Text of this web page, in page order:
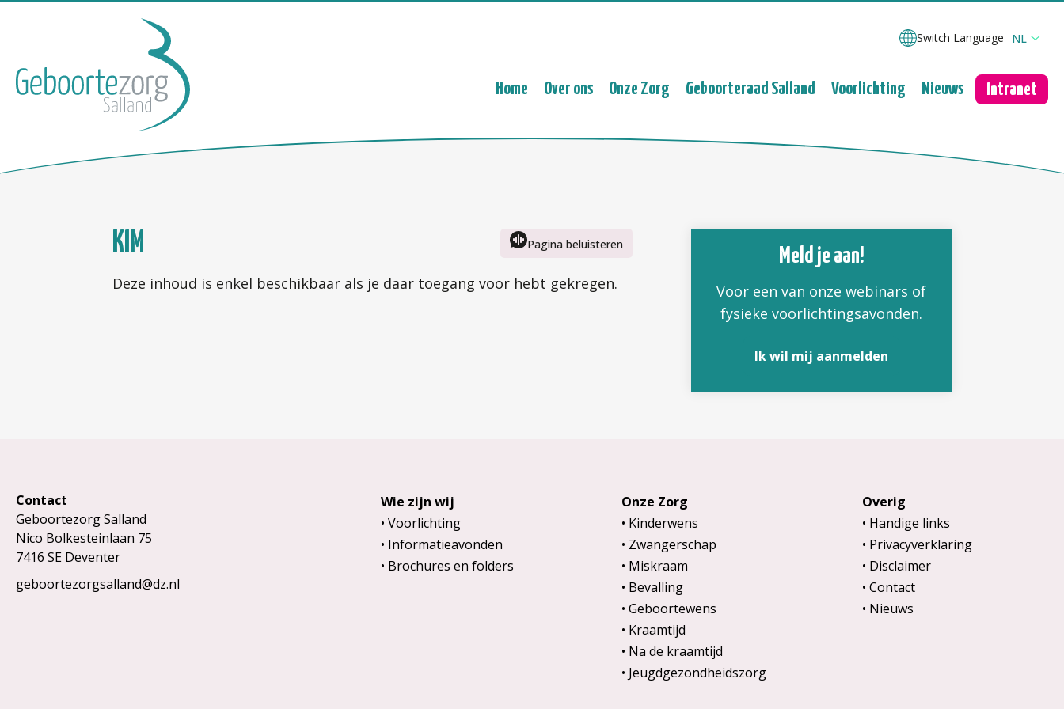
Switch Language NL
Home Over ons Onze Zorg Geboorteraad Salland Voorlichting Nieuws Intranet
Pagina beluisteren
KIM
Deze inhoud is enkel beschikbaar als je daar toegang voor hebt gekregen.
Meld je aan!
Voor een van onze webinars of
fysieke voorlichtingsavonden.
Ik wil mij aanmelden
Contact
Geboortezorg Salland
Nico Bolkesteinlaan 75
7416 SE Deventer
geboortezorgsalland@dz.nl
Wie zijn wij
Voorlichting
Informatieavonden
Brochures en folders
Onze Zorg
Kinderwens
Zwangerschap
Miskraam
Bevalling
Geboortewens
Kraamtijd
Na de kraamtijd
Jeugdgezondheidszorg
Overig
Handige links
Privacyverklaring
Disclaimer
Contact
Nieuws